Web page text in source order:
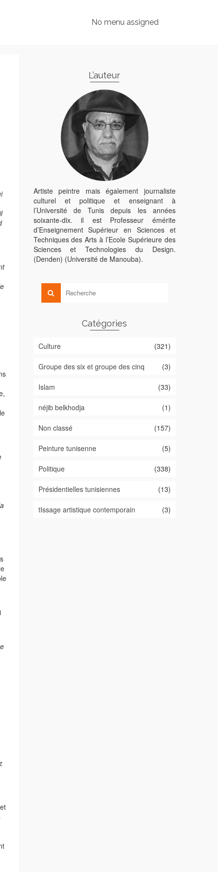
No menu assigned
L’auteur
Artiste peintre mais également journaliste
culturel et politique et enseignant à
l’Université de Tunis depuis les années
soixante-dix. il est Professeur émérite
d’Enseignement Supérieur en Sciences et
Techniques des Arts à l’Ecole Supérieure des
Sciences et Technologies du Design.
(Denden) (Université de Manouba).
Catégories
Culture (321)
Groupe des six et groupe des cinq (3)
Islam (33)
néjib belkhodja (1)
Non classé (157)
Peinture tunisenne (5)
Politique (338)
Présidentielles tunisiennes (13)
tIssage artistique contemporain (3)